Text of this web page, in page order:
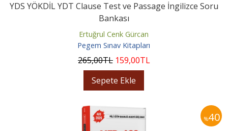
YDS YÖKDİL YDT Clause Test ve Passage İngilizce Soru
Bankası
Ertuğrul Cenk Gürcan
Pegem Sınav Kitapları
265,00TL 159,00TL
Sepete Ekle
%40